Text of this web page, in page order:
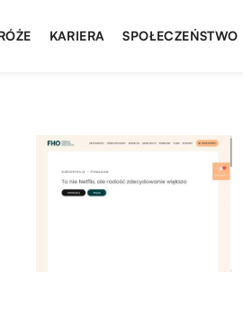
KARIERA SPOŁECZEŃSTWO